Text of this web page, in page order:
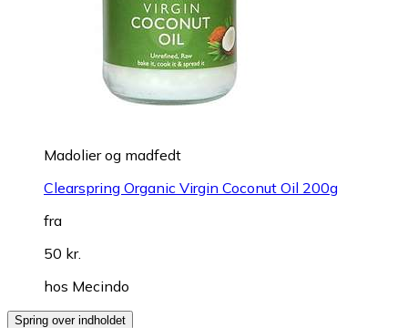
Madolier og madfedt
Clearspring Organic Virgin Coconut Oil 200g
fra
50 kr.
hos Mecindo
Spring over indholdet